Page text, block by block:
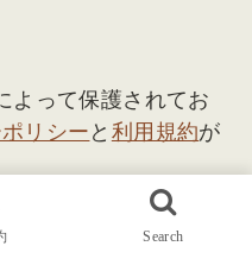
よって保護されてお
リシーと 利用規約が
Search